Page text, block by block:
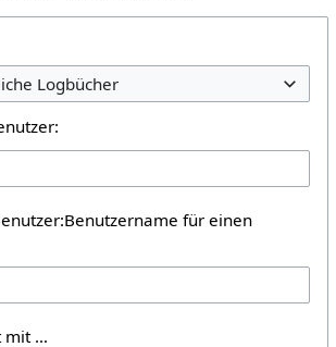
Logbücher
für einen
mit …